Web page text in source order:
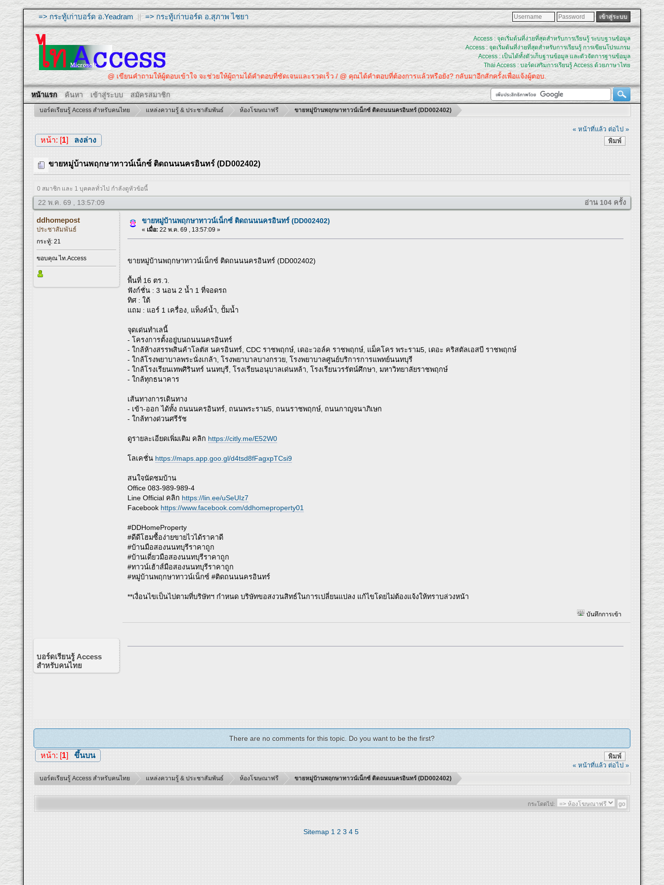
=> กระทู้เก่าบอร์ด อ.Yeadram ||=> กระทู้เก่าบอร์ด อ.สุภาพ ไชยา
Access : จุดเริ่มต้นที่ง่ายที่สุดสำหรับการเรียนรู้ ระบบฐานข้อมูล
Access : จุดเริ่มต้นที่ง่ายที่สุดสำหรับการเรียนรู้ การเขียนโปรแกรม
Access : เป็นได้ทั้งตัวเก็บฐานข้อมูล และตัวจัดการฐานข้อมูล
Thai Access : บอร์ดเสริมการเรียนรู้ Access ด้วยภาษาไทย
@ เขียนคำถามให้ผู้ตอบเข้าใจ จะช่วยให้ผู้ถามได้คำตอบที่ชัดเจนและรวดเร็ว / @ คุณได้คำตอบที่ต้องการแล้วหรือยัง? กลับมาอีกสักครั้งเพื่อแจ้งผู้ตอบ.
หน้าแรก ค้นหา เข้าสู่ระบบ สมัครสมาชิก
บอร์ดเรียนรู้ Access สำหรับคนไทย แหล่งความรู้ & ประชาสัมพันธ์ ห้องโฆษณาฟรี ขายหมู่บ้านพฤกษาทาวน์เน็กซ์ ติดถนนนครอินทร์ (DD002402)
« หน้าที่แล้ว ต่อไป »
พิมพ์
หน้า: [1] ลงล่าง
ขายหมู่บ้านพฤกษาทาวน์เน็กซ์ ติดถนนนครอินทร์ (DD002402)
0 สมาชิก และ 1 บุคคลทั่วไป กำลังดูหัวข้อนี้
22 พ.ค. 69 , 13:57:09 อ่าน 104 ครั้ง
ddhomepost
ประชาสัมพันธ์
กระทู้: 21
ขอบคุณ ไท.Access
ขายหมู่บ้านพฤกษาทาวน์เน็กซ์ ติดถนนนครอินทร์ (DD002402)
« เมื่อ: 22 พ.ค. 69 , 13:57:09 »
ขายหมู่บ้านพฤกษาทาวน์เน็กซ์ ติดถนนนครอินทร์ (DD002402)
พื้นที่ 16 ตร.ว.
ฟังก์ชั่น : 3 นอน 2 น้ำ 1 ที่จอดรถ
ทิศ : ใต้
แถม : แอร์ 1 เครื่อง, แท็งค์น้ำ, ปั้มน้ำ
จุดเด่นทำเลนี้
- โครงการตั้งอยู่บนถนนนครอินทร์
- ใกล้ห้างสรรพสินค้าโลตัส นครอินทร์, CDC ราชพฤกษ์, เดอะวอล์ค ราชพฤกษ์, แม็คโคร พระราม5, เดอะ คริสตัลเอสบี ราชพฤกษ์
- ใกล้โรงพยาบาลพระนั่งเกล้า, โรงพยาบาลบางกรวย, โรงพยาบาลศูนย์บริการการแพทย์นนทบุรี
- ใกล้โรงเรียนเทพศิรินทร์ นนทบุรี, โรงเรียนอนุบาลเด่นหล้า, โรงเรียนวรรัตน์ศึกษา, มหาวิทยาลัยราชพฤกษ์
- ใกล้ทุกธนาคาร
เส้นทางการเดินทาง
- เข้า-ออก ได้ทั้ง ถนนนครอินทร์, ถนนพระราม5, ถนนราชพฤกษ์, ถนนกาญจนาภิเษก
- ใกล้ทางด่วนศรีรัช
ดูรายละเอียดเพิ่มเติม คลิก https://citly.me/E52W0
โลเคชั่น https://maps.app.goo.gl/d4tsd8fFagxpTCsi9
สนใจนัดชมบ้าน
Office 083-989-989-4
Line Official คลิก https://lin.ee/uSeUIz7
Facebook https://www.facebook.com/ddhomeproperty01
#DDHomeProperty
#ดีดีโฮมซื้อง่ายขายไวได้ราคาดี
#บ้านมือสองนนทบุรีราคาถูก
#บ้านเดี่ยวมือสองนนทบุรีราคาถูก
#ทาวน์เฮ้าส์มือสองนนทบุรีราคาถูก
#หมู่บ้านพฤกษาทาวน์เน็กซ์ #ติดถนนนครอินทร์
**เงื่อนไขเป็นไปตามที่บริษัทฯ กำหนด บริษัทขอสงวนสิทธ์ในการเปลี่ยนแปลง แก้ไขโดยไม่ต้องแจ้งให้ทราบล่วงหน้า
บันทึกการเข้า
บอร์ดเรียนรู้ Access
สำหรับคนไทย
There are no comments for this topic. Do you want to be the first?
พิมพ์
หน้า: [1] ขึ้นบน
« หน้าที่แล้ว ต่อไป »
บอร์ดเรียนรู้ Access สำหรับคนไทย แหล่งความรู้ & ประชาสัมพันธ์ ห้องโฆษณาฟรี ขายหมู่บ้านพฤกษาทาวน์เน็กซ์ ติดถนนนครอินทร์ (DD002402)
กระโดดไป:
Sitemap 1 2 3 4 5